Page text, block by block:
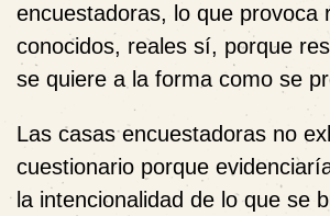
encuestadoras, lo que provoca
conocidos, reales sí, porque
se quiere a la forma como se
Las casas encuestadoras no
cuestionario porque
la intencionalidad de lo que se